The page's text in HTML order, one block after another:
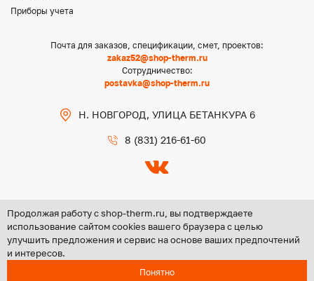
Приборы учета
Почта для заказов, спецификации, смет, проектов:
zakaz52@shop-therm.ru
Сотрудничество:
postavka@shop-therm.ru
Н. НОВГОРОД, УЛИЦА БЕТАНКУРА 6
8 (831) 216-61-60
Copyright @ 2026 ООО «ЦЕНТР ГРУПП НН»
Политика конфиденциальности
Продолжая работу с shop-therm.ru, вы подтверждаете
использование сайтом cookies вашего браузера с целью
улучшить предложения и сервис на основе ваших предпочтений
и интересов.
Понятно